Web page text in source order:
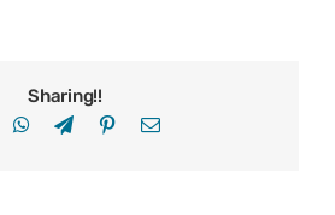
Sharing!!
WhatsApp
TelegramPinterestEmail